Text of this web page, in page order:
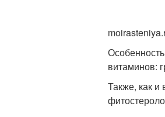
витаминов:
Также, как и